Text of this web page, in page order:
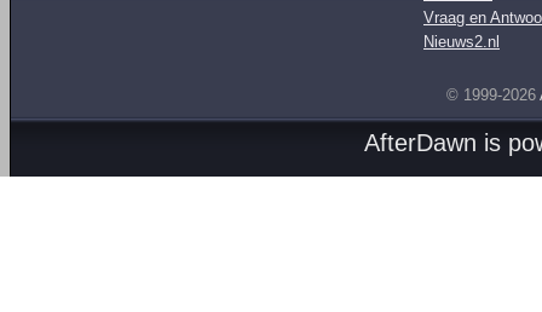
Vraag en
Nieuws2.nl
© 1999-2026
AfterDawn is